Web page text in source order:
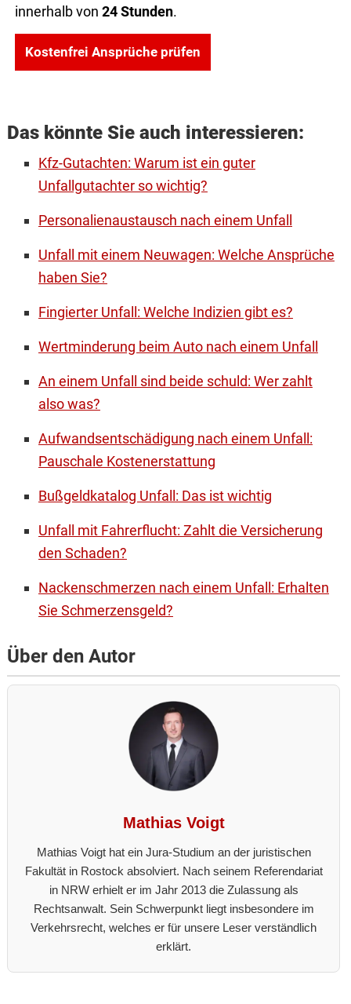
innerhalb von 24 Stunden.
Kostenfrei Ansprüche prüfen
Das könnte Sie auch interessieren:
Kfz-Gutachten: Warum ist ein guter
Unfallgutachter so wichtig?
Personalienaustausch nach einem Unfall
Unfall mit einem Neuwagen: Welche Ansprüche
haben Sie?
Fingierter Unfall: Welche Indizien gibt es?
Wertminderung beim Auto nach einem Unfall
An einem Unfall sind beide schuld: Wer zahlt
also was?
Aufwandsentschädigung nach einem Unfall:
Pauschale Kostenerstattung
Bußgeldkatalog Unfall: Das ist wichtig
Unfall mit Fahrerflucht: Zahlt die Versicherung
den Schaden?
Nackenschmerzen nach einem Unfall: Erhalten
Sie Schmerzensgeld?
Über den Autor
Mathias Voigt
Mathias Voigt hat ein Jura-Studium an der juristischen
Fakultät in Rostock absolviert. Nach seinem Referendariat
in NRW erhielt er im Jahr 2013 die Zulassung als
Rechtsanwalt. Sein Schwerpunkt liegt insbesondere im
Verkehrsrecht, welches er für unsere Leser verständlich
erklärt.